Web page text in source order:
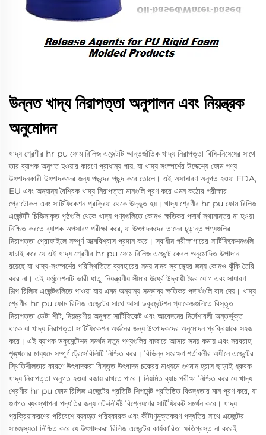
উন্নত খাদ্য নিরাপত্তা অনুপালন এবং নিয়ন্ত্রক
অনুমোদন
খাদ্য শ্রেণীর hr pu ফোম রিলিজ এজেন্টটি আন্তর্জাতিক খাদ্য নিরাপত্তা বিধি-নিষেধের সাথে
তার ব্যাপক অনুগত হওয়ার কারণে প্রাধান্য পায়, যা খাদ্য সংস্পর্শের উদ্দেশ্যে ফোম পণ্য
উৎপাদনকারী উৎপাদকদের জন্য পছন্দের পছন্দ করে তোলে। এই অসাধারণ অনুগত হওয়া FDA,
EU এবং অন্যান্য বৈশ্বিক খাদ্য নিরাপত্তা মানগুলি পূরণ করে এমন কঠোর পরীক্ষার
প্রোটোকল এবং সার্টিফিকেশন প্রক্রিয়া থেকে উদ্ভূত হয়। খাদ্য শ্রেণীর hr pu ফোম রিলিজ
এজেন্টটি চিকিত্সাকৃত পৃষ্ঠগুলি থেকে খাদ্য পণ্যগুলিতে কোনও ক্ষতিকর পদার্থ স্থানান্তর না হওয়া
নিশ্চিত করতে ব্যাপক অপসারণ পরীক্ষা করে, যা উৎপাদকদের তাদের চূড়ান্ত পণ্যগুলির
নিরাপত্তা প্রোফাইলে সম্পূর্ণ আত্মবিশ্বাস প্রদান করে। স্বাধীন পরীক্ষাগারের সার্টিফিকেশনগুলি
যাচাই করে যে এই খাদ্য শ্রেণীর hr pu ফোম রিলিজ এজেন্টে কেবল অনুমোদিত উপাদান
রয়েছে যা খাদ্য-সংস্পর্শের পরিস্থিতিতে ব্যবহারের সময় মানব স্বাস্থ্যের জন্য কোনও ঝুঁকি তৈরি
করে না। এই ফর্মুলেশনটি ভারী ধাতু, নিয়ন্ত্রণীয় সীমার ঊর্ধ্বে উদ্বায়ী জৈব যৌগ এবং সাধারণ
শিল্প রিলিজ এজেন্টগুলিতে পাওয়া যায় এমন অন্যান্য সম্ভাব্য ক্ষতিকর পদার্থগুলি বাদ দেয়। খাদ্য
শ্রেণীর hr pu ফোম রিলিজ এজেন্টের সাথে আসা ডকুমেন্টেশন প্যাকেজগুলিতে বিস্তৃত
নিরাপত্তা ডেটা শীট, নিয়ন্ত্রণীয় অনুগত সার্টিফিকেট এবং আবেদনের নির্দেশাবলী অন্তর্ভুক্ত
থাকে যা খাদ্য নিরাপত্তা সার্টিফিকেশন অর্জনের জন্য উৎপাদকদের অনুমোদন প্রক্রিয়াকে সহজ
করে। এই ব্যাপক ডকুমেন্টেশন সমর্থন নতুন পণ্যগুলির বাজারে আসার সময় কমায় এবং সরবরাহ
শৃঙ্খলের মাধ্যমে সম্পূর্ণ ট্রেসেবিলিটি নিশ্চিত করে। বিভিন্ন সংরক্ষণ শর্তাবলীর অধীনে এজেন্টের
স্থিতিশীলতার কারণে উৎপাদকরা বিস্তৃত উৎপাদন চক্রের মাধ্যমে গুণমান হ্রাস ছাড়াই ধ্রুবক
খাদ্য নিরাপত্তা অনুগত হওয়া বজায় রাখতে পারে। নিয়মিত ব্যাচ পরীক্ষা নিশ্চিত করে যে খাদ্য
শ্রেণীর hr pu ফোম রিলিজ এজেন্টের প্রতিটি শিপমেন্ট প্রতিষ্ঠিত বিশুদ্ধতার মান পূরণ করে, যা
গুণগত ব্যবস্থাপনা পদ্ধতির জন্য লট-নির্দিষ্ট বিশ্লেষণের সার্টিফিকেট সমর্থন করে। খাদ্য
প্রক্রিয়াকরণের পরিবেশে ব্যবহৃত পরিষ্কারক এবং কীটাণুমুক্তকরণ পদ্ধতির সাথে এজেন্টের
সামঞ্জস্যতা নিশ্চিত করে যে উৎপাদকরা রিলিজ এজেন্টের কার্যকারিতা ক্ষতিগ্রস্ত না করেই